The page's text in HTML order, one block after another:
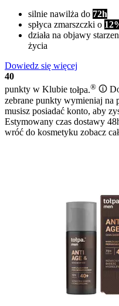
silnie nawilża do 72h
spłyca zmarszczki o
działa na objawy
życia
Dowiedz się więcej
40
punkty w Klubie tołpa.®
zebrane punkty wymieniaj na
musisz posiadać konto, aby
Estymowany czas dostawy
wróć do kosmetyku zobacz